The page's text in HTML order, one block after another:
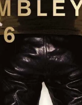
在